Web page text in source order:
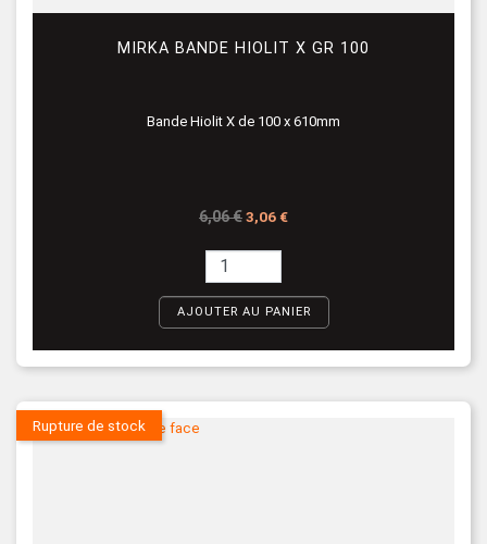
MIRKA BANDE HIOLIT X GR 100
Bande Hiolit X de 100 x 610mm
Prix de base
6,06 €Prix
3,06 €
AJOUTER AU PANIER
Rupture de stock